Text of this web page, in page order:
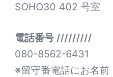
SOHO30 402 号室
電話番号 /////////
080-8562-6431
※留守番電話にお名